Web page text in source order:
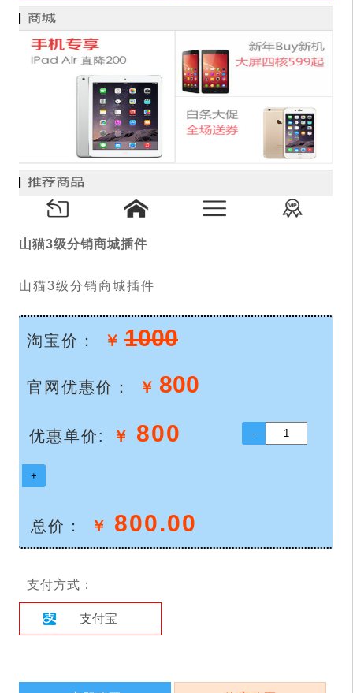
山猫3级分销商城插件
山猫3级分销商城插件
淘宝价： ￥ 1000
官网优惠价： ￥ 800
优惠单价: ￥ 800
总价： ￥ 800.00
支付方式：
支付宝